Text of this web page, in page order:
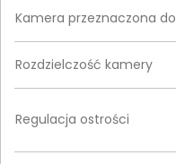
Kamera przeznaczona do
Rozdzielczość kamery
Regulacja ostrości